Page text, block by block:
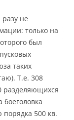
разу не
только на
был
таких
Т.е. 308
разделяющихся
500 кв.